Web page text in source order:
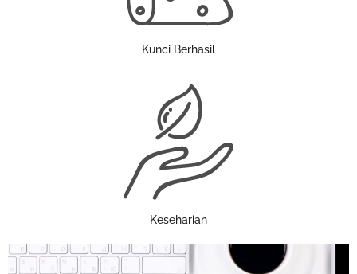
Kunci Berhasil
Keseharian